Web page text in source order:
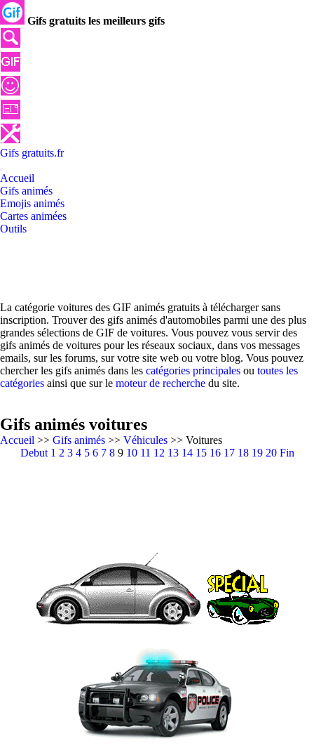
Gifs gratuits les meilleurs gifs
Gifs gratuits.fr
Accueil
Gifs animés
Emojis animés
Cartes animées
Outils
La catégorie voitures des GIF animés gratuits à télécharger sans
inscription. Trouver des gifs animés d'automobiles parmi une des plus
grandes sélections de GIF de voitures. Vous pouvez vous servir des
gifs animés de voitures pour les réseaux sociaux, dans vos messages
emails, sur les forums, sur votre site web ou votre blog. Vous pouvez
chercher les gifs animés dans les catégories principales ou toutes les
catégories ainsi que sur le moteur de recherche du site.
Gifs animés voitures
Accueil >> Gifs animés >> Véhicules >> Voitures
Debut 1 2 3 4 5 6 7 8 9 10 11 12 13 14 15 16 17 18 19 20 Fin